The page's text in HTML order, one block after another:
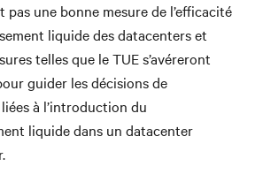
pas une bonne mesure de l’efficacité
liquide des datacenters et
telles que le TUE s’avéreront
guider les décisions de
à l’introduction du
liquide dans un datacenter